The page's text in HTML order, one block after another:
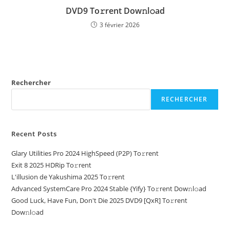
DVD9 To𝚛rent Dow𝚗l𝚘ad
3 février 2026
Rechercher
RECHERCHER
Recent Posts
Glary Utilities Pro 2024 HighSpeed (P2P) To𝚛rent
Exit 8 2025 HDRip To𝚛rent
L'illusion de Yakushima 2025 To𝚛rent
Advanced SystemCare Pro 2024 Stable {Yify} To𝚛rent Dow𝚗l𝚘ad
Good Luck, Have Fun, Don't Die 2025 DVD9 [QxR] To𝚛rent
Dow𝚗l𝚘ad